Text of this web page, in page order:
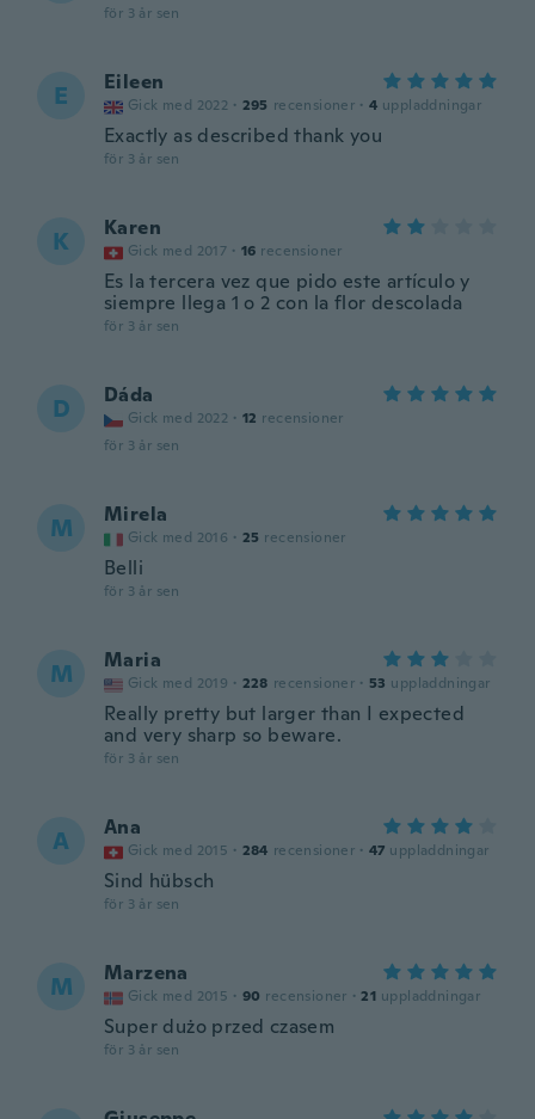
för 3 år sen
E Eileen
Gick med 2022 · 295 recensioner · 4 uppladdningar
Exactly as described thank you
för 3 år sen
K Karen
Gick med 2017 · 16 recensioner
Es la tercera vez que pido este artículo y
siempre llega 1 o 2 con la flor descolada
för 3 år sen
D Dáda
Gick med 2022 · 12 recensioner
för 3 år sen
M Mirela
Gick med 2016 · 25 recensioner
Belli
för 3 år sen
M Maria
Gick med 2019 · 228 recensioner · 53 uppladdningar
Really pretty but larger than I expected
and very sharp so beware.
för 3 år sen
A Ana
Gick med 2015 · 284 recensioner · 47 uppladdningar
Sind hübsch
för 3 år sen
M Marzena
Gick med 2015 · 90 recensioner · 21 uppladdningar
Super dużo przed czasem
för 3 år sen